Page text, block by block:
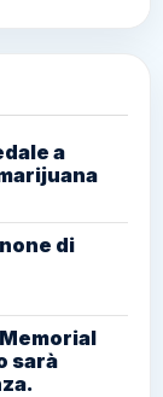
a
di
sarà